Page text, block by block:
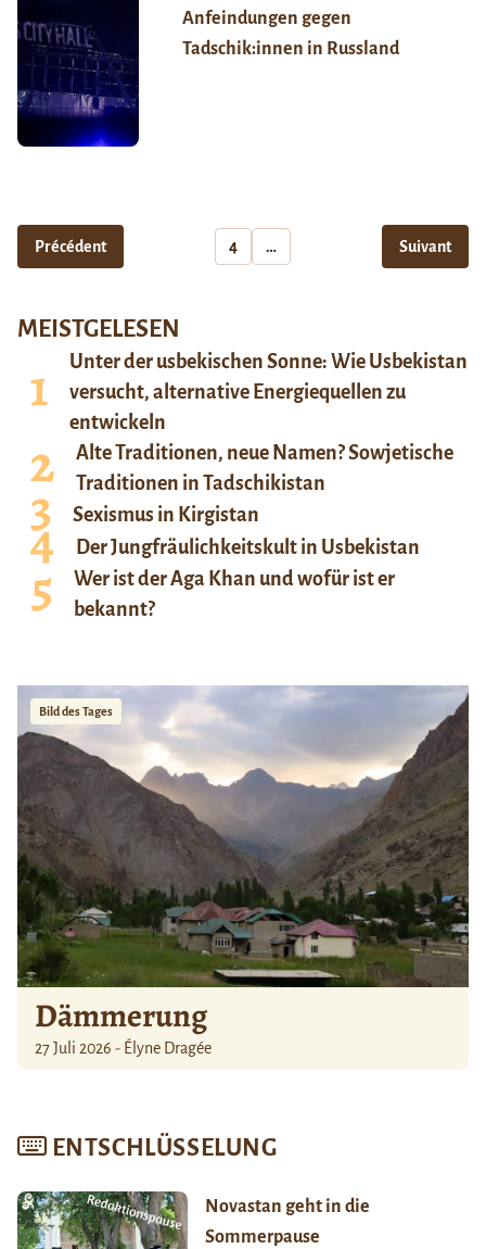
Anfeindungen gegen
Tadschik:innen in Russland
Précédent 4 … Suivant
MEISTGELESEN
Unter der usbekischen Sonne: Wie Usbekistan
versucht, alternative Energiequellen zu
entwickeln
Alte Traditionen, neue Namen? Sowjetische
Traditionen in Tadschikistan
Sexismus in Kirgistan
Der Jungfräulichkeitskult in Usbekistan
Wer ist der Aga Khan und wofür ist er
bekannt?
Bild des Tages
Dämmerung
27 Juli 2026 - Élyne Dragée
ENTSCHLÜSSELUNG
Novastan geht in die
Sommerpause